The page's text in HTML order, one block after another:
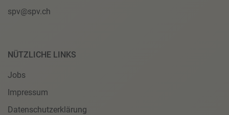
spv@spv.ch
NÜTZLICHE LINKS
Jobs
Impressum
Datenschutzerklärung